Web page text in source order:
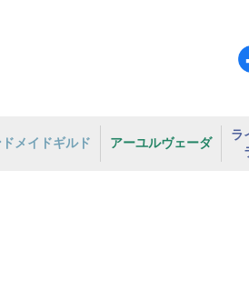
メイドギルド アーユルヴェーダ
ラ